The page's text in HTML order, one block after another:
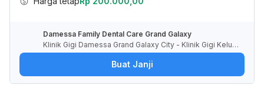
Damessa Family Dental Care Grand Galaxy
Klinik Gigi Damessa Grand Galaxy City - Klinik Gigi Keluar
ga dengan Dokter Spesialis, Ruko RGA, Jaka Setia, Kota
Bekasi, Jawa Barat, Indonesia
Buat Janji